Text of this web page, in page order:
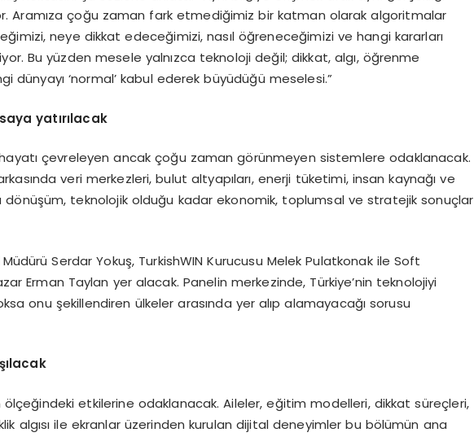
Aramıza çoğu zaman fark etmediğimiz bir katman olarak algoritmalar
neye dikkat edeceğimizi, nasıl öğreneceğimizi ve hangi kararları
Bu yüzden mesele yalnızca teknoloji değil; dikkat, algı, öğrenme
dünyayı ‘normal’ kabul ederek büyüdüğü meselesi.”
yatırılacak
çevreleyen ancak çoğu zaman görünmeyen sistemlere odaklanacak.
veri merkezleri, bulut altyapıları, enerji tüketimi, insan kaynağı ve
dönüşüm, teknolojik olduğu kadar ekonomik, toplumsal ve stratejik sonuçlar
Serdar Yokuş, TurkishWIN Kurucusu Melek Pulatkonak ile Soft
Erman Taylan yer alacak. Panelin merkezinde, Türkiye’nin teknolojiyi
onu şekillendiren ülkeler arasında yer alıp alamayacağı sorusu
ölçeğindeki etkilerine odaklanacak. Aileler, eğitim modelleri, dikkat süreçleri,
algısı ile ekranlar üzerinden kurulan dijital deneyimler bu bölümün ana